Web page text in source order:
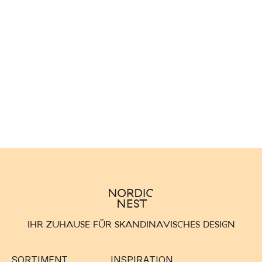
IHR ZUHAUSE FÜR SKANDINAVISCHES DESIGN
SORTIMENT INSPIRATION